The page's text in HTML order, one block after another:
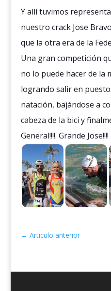
Y allí tuvimos
nuestro crack Jose
que la otra era de la
Una gran competición
no lo puede hacer de la
logrando salir en
natación, bajándose a
cabeza de la bici y
General!!!!. Grande
← Articulo anterior